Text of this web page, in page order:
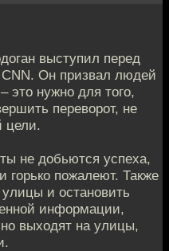
выступил перед
Он призвал людей
нужно для того,
переворот, не
цели.
не добьются успеха,
горько пожалеют. Также
и остановить
информации,
выходят на улицы,